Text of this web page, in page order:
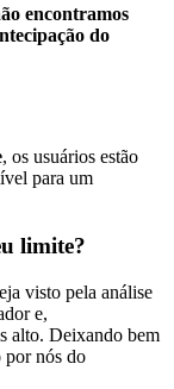
encontramos
do
, os usuários estão
para um
limite?
visto pela análise
e,
alto. Deixando bem
por nós do